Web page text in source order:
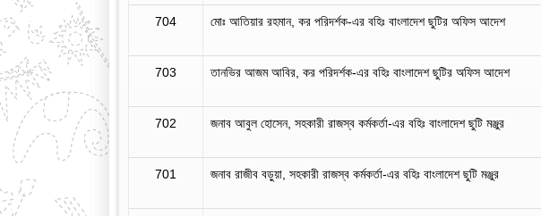
704 মোঃ আতিয়ার রহমান, কর পরিদর্শক-এর বহিঃ বাংলাদেশ ছুটির অফিস আদেশ
703 তানভির আজম আবির, কর পরিদর্শক-এর বহিঃ বাংলাদেশ ছুটির অফিস আদেশ
702 জনাব আবুল হোসেন, সহকারী রাজস্ব কর্মকর্তা-এর বহিঃ বাংলাদেশ ছুটি মঞ্জুর
701 জনাব রাজীব বড়ুয়া, সহকারী রাজস্ব কর্মকর্তা-এর বহিঃ বাংলাদেশ ছুটি মঞ্জুর